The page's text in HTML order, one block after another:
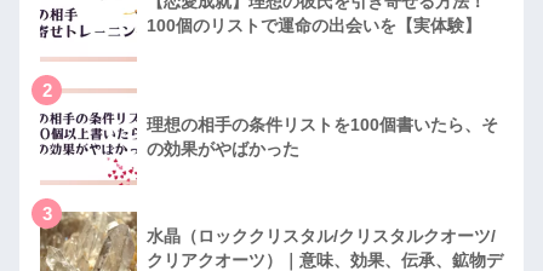
100個のリストで運命の出会いを【実体験】
2
理想の相手の条件リストを100個書いたら、そ
の効果がやばかった
3
水晶（ロッククリスタル/クリスタルクオーツ/
クリアクオーツ）｜意味、効果、伝承、鉱物デ